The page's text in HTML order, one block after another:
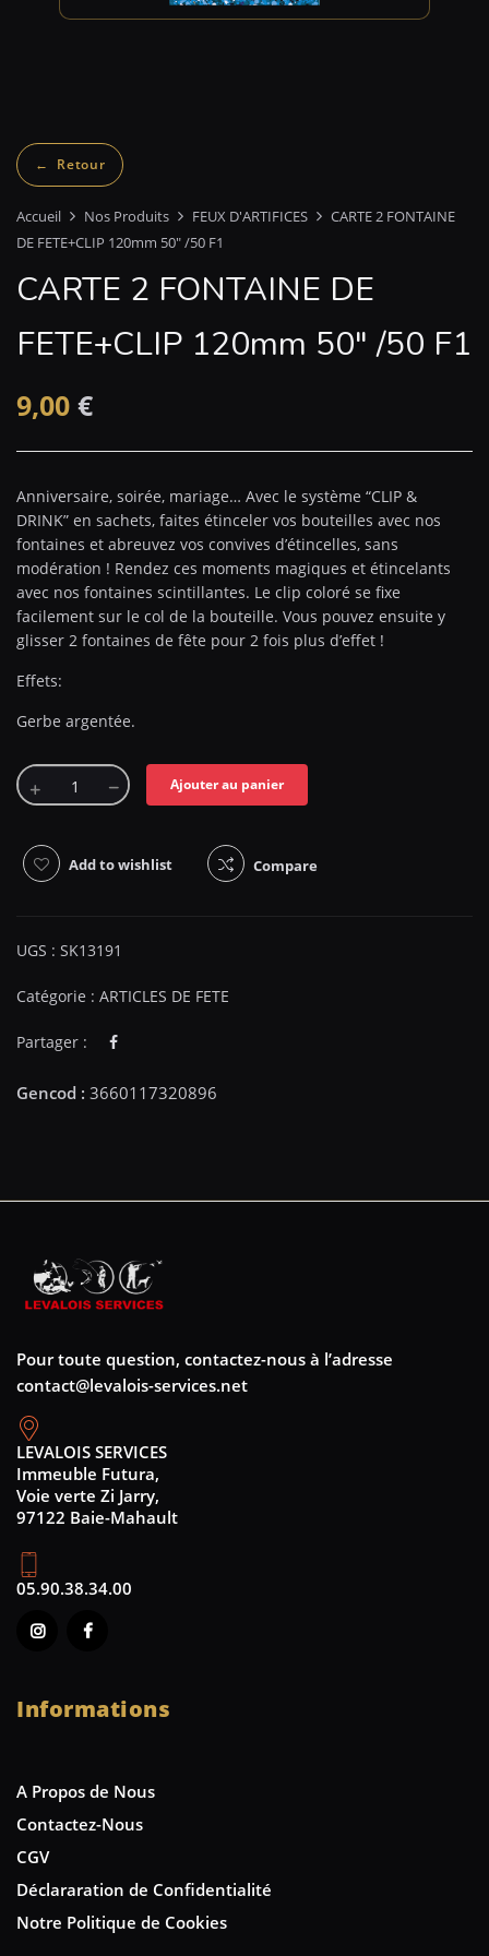
Accueil Nos Produits FEUX D'ARTIFICES
CARTE 2 FONTAINE
DE FETE+CLIP 120mm 50″ /50 F1
CARTE 2 FONTAINE DE
FETE+CLIP 120mm 50″ /50 F1
9,00 €
Anniversaire, soirée, mariage… Avec le système “CLIP &
DRINK” en sachets, faites étinceler vos bouteilles avec nos
fontaines et abreuvez vos convives d’étincelles, sans
modération ! Rendez ces moments magiques et étincelants
avec nos fontaines scintillantes. Le clip coloré se fixe
facilement sur le col de la bouteille. Vous pouvez ensuite y
glisser 2 fontaines de fête pour 2 fois plus d’effet !
Effets:
Gerbe argentée.
Ajouter au panier
Add to wishlist Compare
UGS : SK13191
Catégorie : ARTICLES DE FETE
Partager :
Pour toute question, contactez-nous à l’adresse
contact@levalois-services.net
LEVALOIS SERVICES
Immeuble Futura,
Voie verte Zi Jarry,
97122 Baie-Mahault
05.90.38.34.00
Informations
A Propos de Nous
Contactez-Nous
CGV
Déclararation de Confidentialité
Notre Politique de Cookies